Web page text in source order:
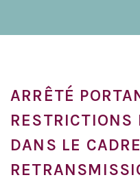
ARRÊTÉ
DANS LE